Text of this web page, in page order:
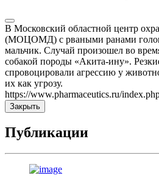
В Московский областной центр
(МОЦОМД) с рваными ранами
мальчик. Случай произошел во
собакой породы «Акита-ину».
спровоцировали агрессию у
их как угрозу.
https://www.pharmaceutics.ru/
Закрыть
Публикации